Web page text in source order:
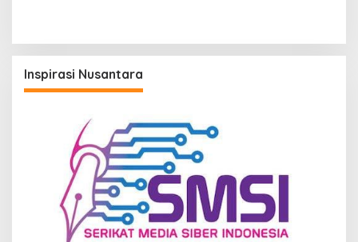
Inspirasi Nusantara